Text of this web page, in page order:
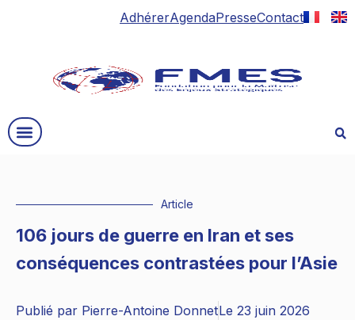
AdhérerAgendaPresseContact
Article
106 jours de guerre en Iran et ses
conséquences contrastées pour l’Asie
Publié par Pierre-Antoine DonnetLe 23 juin 2026